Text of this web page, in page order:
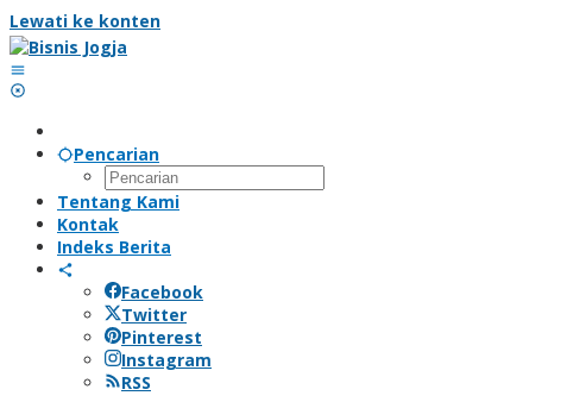
Lewati ke konten
Pencarian
Tentang Kami
Kontak
Indeks Berita
Facebook
Twitter
Pinterest
Instagram
RSS